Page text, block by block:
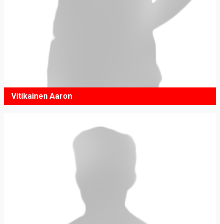
Vitikainen Aaron